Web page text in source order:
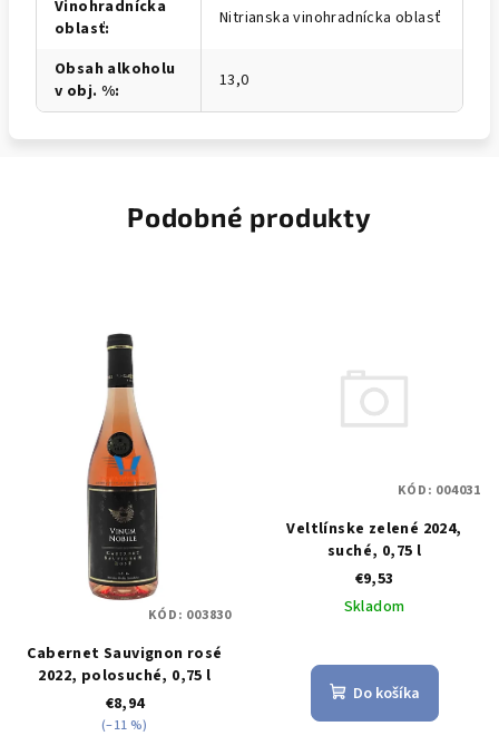
Vinohradnícka
oblasť: Nitrianska vinohradnícka oblasť
Obsah alkoholu
v obj. %: 13,0
Podobné produkty
Cabernet Sauvignon rosé
2022, polosuché, 0,75 l
€8,94
(–11 %)
KÓD: 003830
Veltlínske zelené 2024,
suché, 0,75 l
€9,53
Skladom
Do košíka
KÓD: 004031